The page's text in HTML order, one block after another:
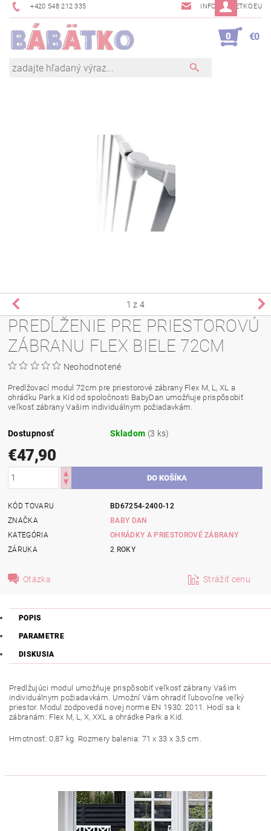
+420 548 212 335 INFO@BABETKO.EU
0 €0
1 z 4
PREDĹŽENIE PRE PRIESTOROVÚ
ZÁBRANU FLEX BIELE 72CM
Neohodnotené
Predlžovací modul 72cm pre priestorové zábrany Flex M, L, XL a
ohrádku Park a Kid od spoločnosti BabyDan umožňuje prispôsobiť
veľkosť zábrany Vašim individuálnym požiadavkám.
Dostupnosť Skladom (3 ks)
€47,90
KÓD TOVARU
BD67254-2400-12
ZNAČKA
BABY DAN
KATEGÓRIA
OHRÁDKY A PRIESTOROVÉ ZÁBRANY
ZÁRUKA
2 ROKY
Otázka Strážiť cenu
POPIS
PARAMETRE
DISKUSIA
Predlžujúci modul umožňuje prispôsobiť veľkosť zábrany Vašim
individuálnym požiadavkám. Umožní Vám ohradiť ľubovoľne veľký
priestor. Modul zodpovedá novej norme EN 1930: 2011. Hodí sa k
zábranám: Flex M, L, X, XXL a ohrádke Park a Kid.
Hmotnosť: 0,87 kg. Rozmery balenia: 71 x 33 x 3,5 cm.